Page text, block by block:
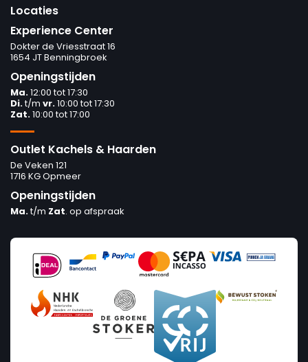
Locaties
Experience Center
Dokter de Vriesstraat 16
1654 JT Benningbroek
Openingstijden
Ma.12:00 tot 17:30
Di.t/m vr.10:00 tot 17:30
Zat.10:00 tot 17:00
Outlet Kachels & Haarden
De Veken 121
1716 KG Opmeer
Openingstijden
Ma.t/m Zat. op afspraak